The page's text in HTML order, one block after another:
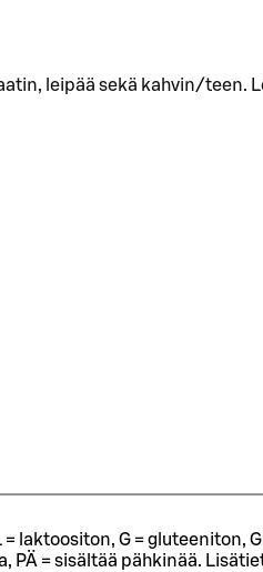
leipää sekä kahvin/teen.
laktoositon, G = gluteeniton,
PÄ = sisältää pähkinää.